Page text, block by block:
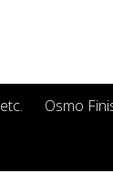
Osmo